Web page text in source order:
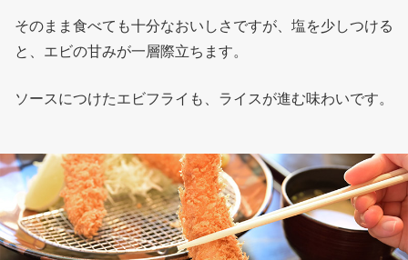
そのまま食べても十分なおいしさですが、塩を少しつける
と、エビの甘みが一層際立ちます。
ソースにつけたエビフライも、ライスが進む味わいです。